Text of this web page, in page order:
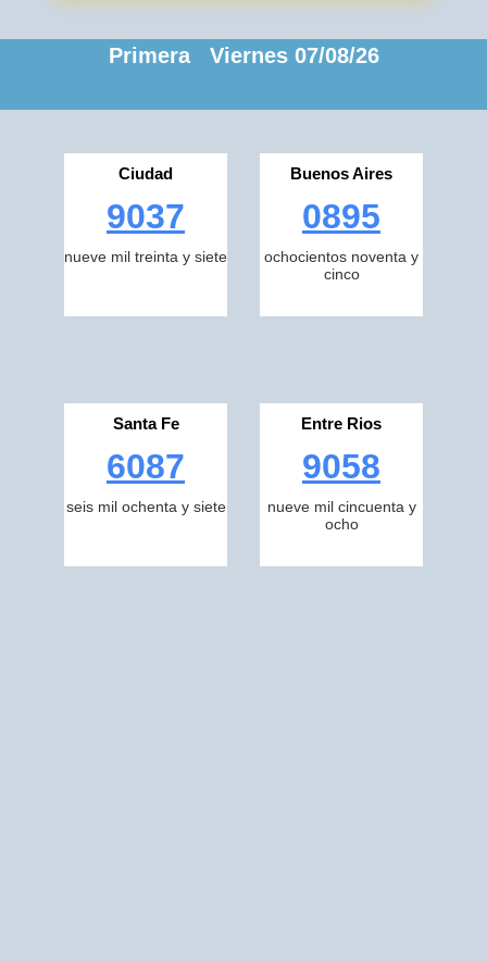
Primera Viernes 07/08/26
Ciudad
9037
nueve mil treinta y siete
Buenos Aires
0895
ochocientos noventa y
cinco
Santa Fe
6087
seis mil ochenta y siete
Entre Rios
9058
nueve mil cincuenta y
ocho